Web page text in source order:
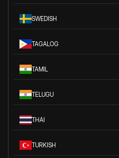
SWEDISH
TAGALOG
TAMIL
TELUGU
THAI
TURKISH